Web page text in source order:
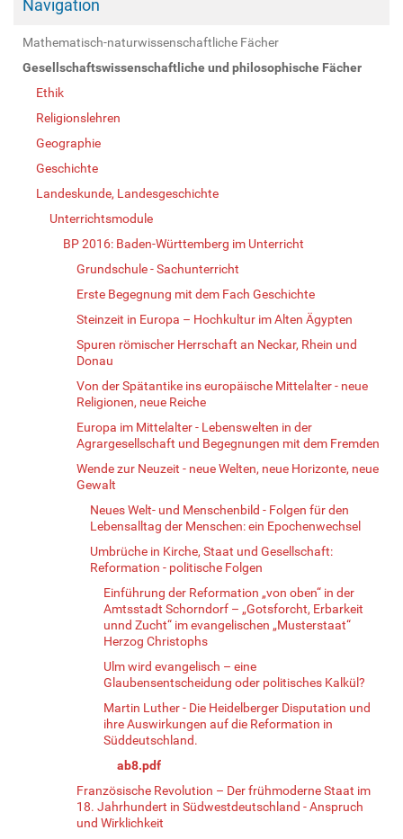
Navigation
Mathematisch-naturwissenschaftliche Fächer
Gesellschaftswissenschaftliche und philosophische Fächer
Ethik
Religionslehren
Geographie
Geschichte
Landeskunde, Landesgeschichte
Unterrichtsmodule
BP 2016: Baden-Württemberg im Unterricht
Grundschule - Sachunterricht
Erste Begegnung mit dem Fach Geschichte
Steinzeit in Europa – Hochkultur im Alten Ägypten
Spuren römischer Herrschaft an Neckar, Rhein und
Donau
Von der Spätantike ins europäische Mittelalter - neue
Religionen, neue Reiche
Europa im Mittelalter - Lebenswelten in der
Agrargesellschaft und Begegnungen mit dem Fremden
Wende zur Neuzeit - neue Welten, neue Horizonte, neue
Gewalt
Neues Welt- und Menschenbild - Folgen für den
Lebensalltag der Menschen: ein Epochenwechsel
Umbrüche in Kirche, Staat und Gesellschaft:
Reformation - politische Folgen
Einführung der Reformation „von oben“ in der
Amtsstadt Schorndorf – „Gotsforcht, Erbarkeit
unnd Zucht“ im evangelischen „Musterstaat“
Herzog Christophs
Ulm wird evangelisch – eine
Glaubensentscheidung oder politisches Kalkül?
Martin Luther - Die Heidelberger Disputation und
ihre Auswirkungen auf die Reformation in
Süddeutschland.
ab8.pdf
Französische Revolution – Der frühmoderne Staat im
18. Jahrhundert in Südwestdeutschland - Anspruch
und Wirklichkeit